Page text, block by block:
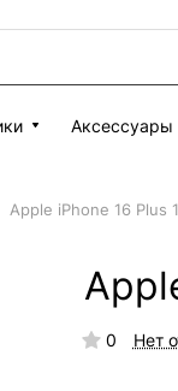
Аксессуары
Apple iPhone 16 Plus
0 Нет